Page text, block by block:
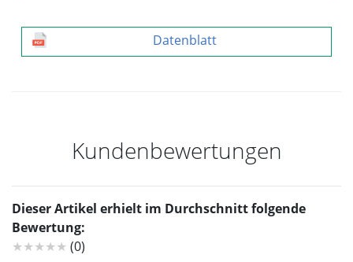
Datenblatt
Kundenbewertungen
Dieser Artikel erhielt im Durchschnitt folgende
Bewertung:
★★★★★ (0)